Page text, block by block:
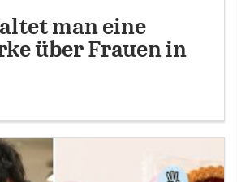
man eine
über Frauen in